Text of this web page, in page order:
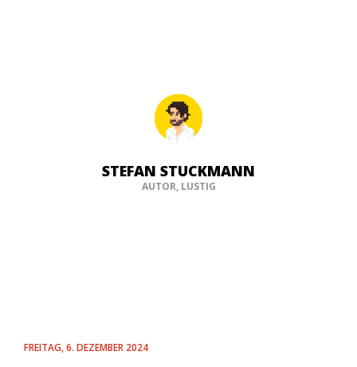
STEFAN STUCKMANN
AUTOR, LUSTIG
FREITAG, 6. DEZEMBER 2024